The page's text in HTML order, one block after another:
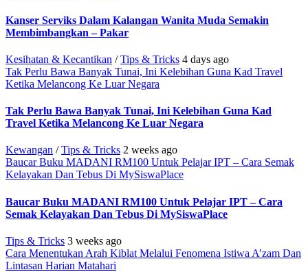
Kanser Serviks Dalam Kalangan Wanita Muda Semakin
Membimbangkan – Pakar
Kesihatan & Kecantikan /Tips & Tricks 4 days ago
Tak Perlu Bawa Banyak Tunai, Ini Kelebihan Guna Kad Travel
Ketika Melancong Ke Luar Negara
Tak Perlu Bawa Banyak Tunai, Ini Kelebihan Guna Kad
Travel Ketika Melancong Ke Luar Negara
Kewangan /Tips & Tricks 2 weeks ago
Baucar Buku MADANI RM100 Untuk Pelajar IPT – Cara Semak
Kelayakan Dan Tebus Di MySiswaPlace
Baucar Buku MADANI RM100 Untuk Pelajar IPT – Cara
Semak Kelayakan Dan Tebus Di MySiswaPlace
Tips & Tricks 3 weeks ago
Cara Menentukan Arah Kiblat Melalui Fenomena Istiwa A’zam Dan
Lintasan Harian Matahari